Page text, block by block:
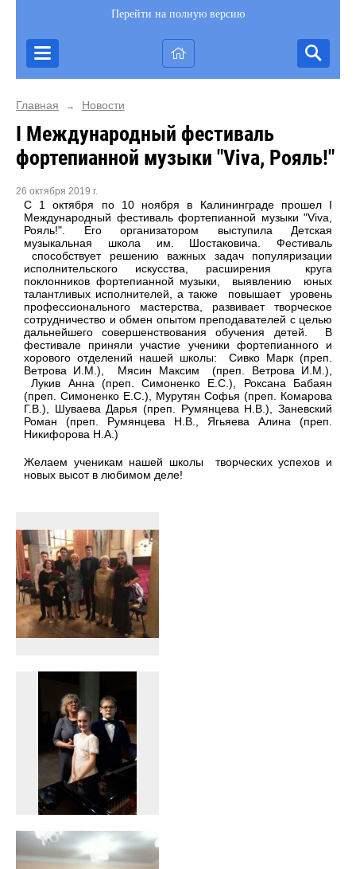
Перейти на полную версию
Главная → Новости
I Международный фестиваль
фортепианной музыки "Viva, Рояль!"
26 октября 2019 г.
С 1 октября по 10 ноября в Калининграде прошел I
Международный фестиваль фортепианной музыки "Viva,
Рояль!". Его организатором выступила Детская
музыкальная школа им. Шостаковича. Фестиваль
способствует решению важных задач популяризации
исполнительского искусства, расширения круга
поклонников фортепианной музыки, выявлению юных
талантливых исполнителей, а также повышает уровень
профессионального мастерства, развивает творческое
сотрудничество и обмен опытом преподавателей с целью
дальнейшего совершенствования обучения детей. В
фестивале приняли участие ученики фортепианного и
хорового отделений нашей школы: Сивко Марк (преп.
Ветрова И.М.), Мясин Максим (преп. Ветрова И.М.),
Лукив Анна (преп. Симоненко Е.С.), Роксана Бабаян
(преп. Симоненко Е.С.), Мурутян Софья (преп. Комарова
Г.В.), Шуваева Дарья (преп. Румянцева Н.В.), Заневский
Роман (преп. Румянцева Н.В., Ягьяева Алина (преп.
Никифорова Н.А.)
Желаем ученикам нашей школы творческих успехов и
новых высот в любимом деле!